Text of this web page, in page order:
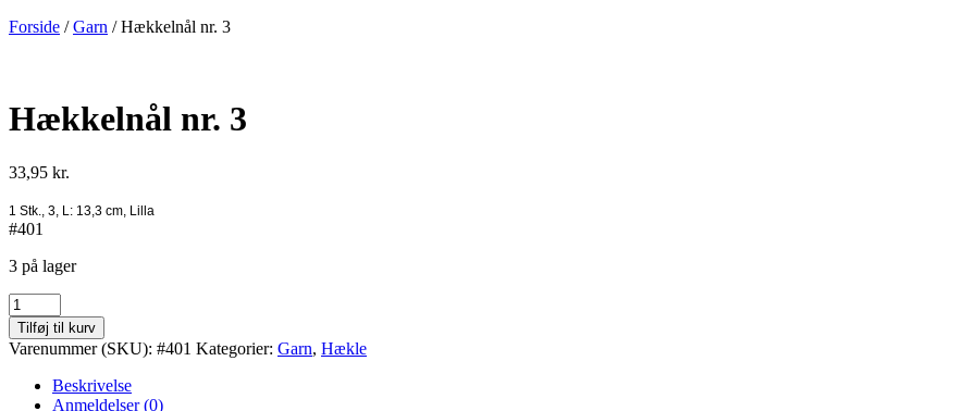
Forside /Garn / Hækkelnål nr. 3
Hækkelnål nr. 3
33,95 kr.
1 Stk., 3, L: 13,3 cm, Lilla
#401
3 på lager
Hækkelnål
nr.
3
antal
Tilføj til kurv
Varenummer (SKU): #401 Kategorier: Garn, Hækle
Beskrivelse
Anmeldelser (0)